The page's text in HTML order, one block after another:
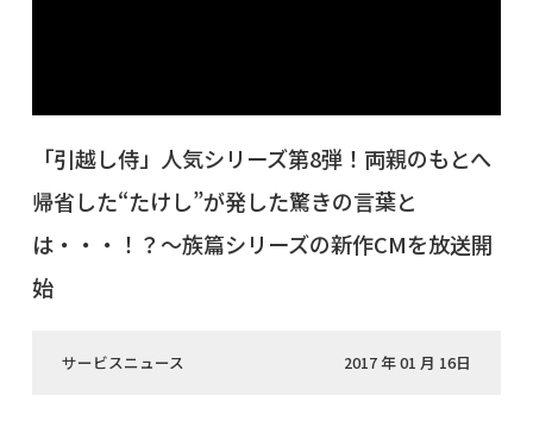
「引越し侍」人気シリーズ第8弾！両親のもとへ
帰省した“たけし”が発した驚きの言葉と
は・・・！？～族篇シリーズの新作CMを放送開
始
サービスニュース 2017 年 01 月 16日